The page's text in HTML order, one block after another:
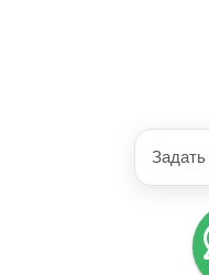
Задать